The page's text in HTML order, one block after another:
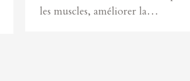
les muscles, améliorer la…